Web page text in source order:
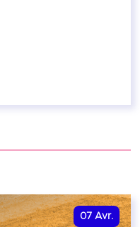
07 Avr.